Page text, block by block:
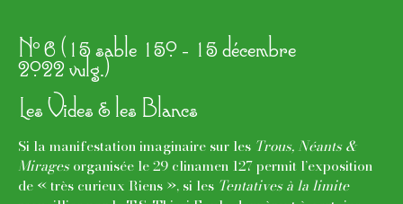
No6 (15 sable 150 - 15 décembre
2022 vulg.)
Les Vides & les Blancs
Si la manifestation imaginaire sur les Trous, Néants &
Miragesorganisée le 29 clinamen 127 permit l’exposition
de « très curieux Riens », si les Tentatives à la limite